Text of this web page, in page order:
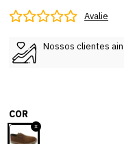
Avalie
Nossos clientes
COR